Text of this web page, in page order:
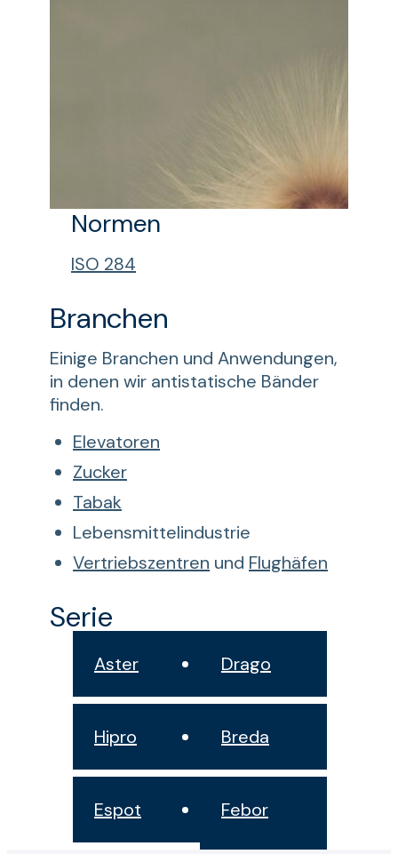
Normen
ISO 284
Branchen
Einige Branchen und Anwendungen,
in denen wir antistatische Bänder
finden.
Elevatoren
Zucker
Tabak
Lebensmittelindustrie
Vertriebszentren und Flughäfen
Serie
Aster Drago
Hipro Breda
Espot Febor